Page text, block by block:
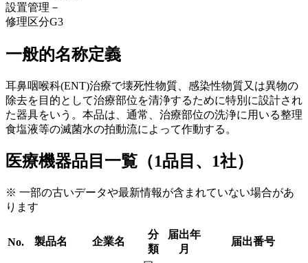
設置管理 －
修理区分G3
一般的名称定義
耳鼻咽喉科(ENT)治療で壊死性物質、感染性物質又は異物の
除去を目的として治療部位を清浄するために特別に設計され
た器具をいう。本品は、通常、治療部位の洗浄に用いる整理
食塩液等の滅菌水の拍動流によって作動する。
医療機器品目一覧（1品目、1社）
※ 一部の古いデータや最新情報が含まれていない場合があ
ります
No. 製品名 企業名
分
類
届出年
月
届出番号